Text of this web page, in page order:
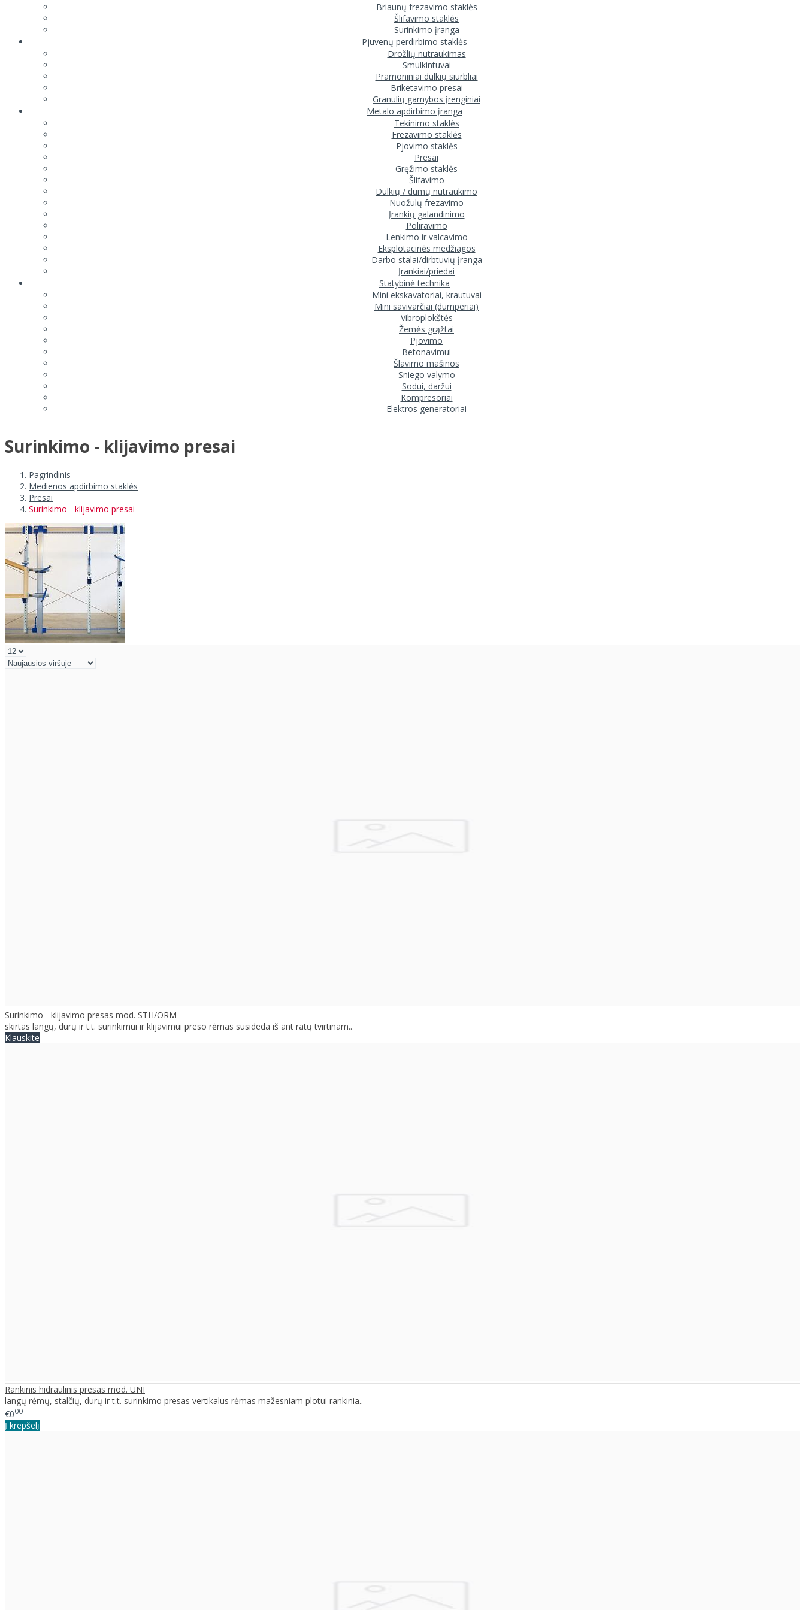
Briaunų frezavimo staklės
Šlifavimo staklės
Surinkimo įranga
Pjuvenų perdirbimo staklės
Drožlių nutraukimas
Smulkintuvai
Pramoniniai dulkių siurbliai
Briketavimo presai
Granulių gamybos įrenginiai
Metalo apdirbimo įranga
Tekinimo staklės
Frezavimo staklės
Pjovimo staklės
Presai
Gręžimo staklės
Šlifavimo
Dulkių / dūmų nutraukimo
Nuožulų frezavimo
Įrankių galandinimo
Poliravimo
Lenkimo ir valcavimo
Eksplotacinės medžiagos
Darbo stalai/dirbtuvių įranga
Įrankiai/priedai
Statybinė technika
Mini ekskavatoriai, krautuvai
Mini savivarčiai (dumperiai)
Vibroplokštės
Žemės grąžtai
Pjovimo
Betonavimui
Šlavimo mašinos
Sniego valymo
Sodui, daržui
Kompresoriai
Elektros generatoriai
Surinkimo - klijavimo presai
Pagrindinis
Medienos apdirbimo staklės
Presai
Surinkimo - klijavimo presai
Surinkimo - klijavimo presas mod. STH/ORM
skirtas langų, durų ir t.t. surinkimui ir klijavimui preso rėmas susideda iš ant ratų tvirtinam..
Klauskite
Rankinis hidraulinis presas mod. UNI
langų rėmų, stalčių, durų ir t.t. surinkimo presas vertikalus rėmas mažesniam plotui rankinia..
€000
Į krepšelį